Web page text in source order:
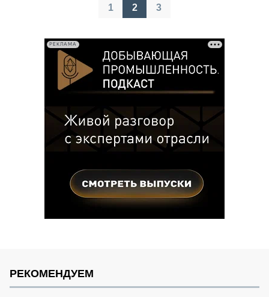
Пагинация
1 2 3
РЕКЛАМА
РЕКОМЕНДУЕМ